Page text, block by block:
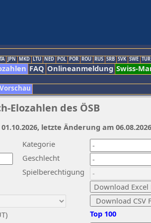
JPN MKD LTU NED POL POR ROU RUS SRB SVK SWE TUR
FAQ Onlineanmeldung Swiss-
Elozahlen des ÖSB
Kategorie
Geschlecht
Spielberechtigung
Top 100
letzte Änderung am